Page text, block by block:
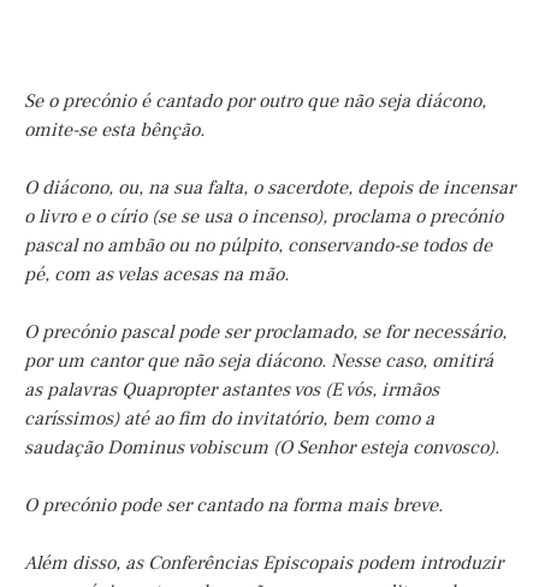
Se o precónio é cantado por outro que não seja diácono,
omite-se esta bênção.
O diácono, ou, na sua falta, o sacerdote, depois de incensar
o livro e o círio (se se usa o incenso), proclama o precónio
pascal no ambão ou no púlpito, conservando-se todos de
pé, com as velas acesas na mão.
O precónio pascal pode ser proclamado, se for necessário,
por um cantor que não seja diácono. Nesse caso, omitirá
as palavras Quapropter astantes vos (E vós, irmãos
caríssimos) até ao fim do invitatório, bem como a
saudação Dominus vobiscum (O Senhor esteja convosco).
O precónio pode ser cantado na forma mais breve.
Além disso, as Conferências Episcopais podem introduzir